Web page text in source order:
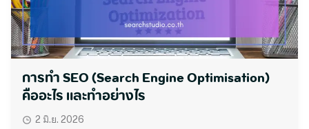
การทำ SEO (Search Engine Optimisation)
คืออะไร และทำอย่างไร
2 มิ.ย. 2026